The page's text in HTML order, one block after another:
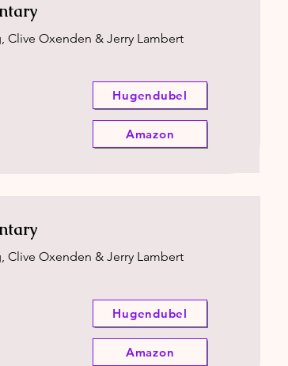
Clive Oxenden & Jerry Lambert
Hugendubel
Amazon
Clive Oxenden & Jerry Lambert
Hugendubel
Amazon